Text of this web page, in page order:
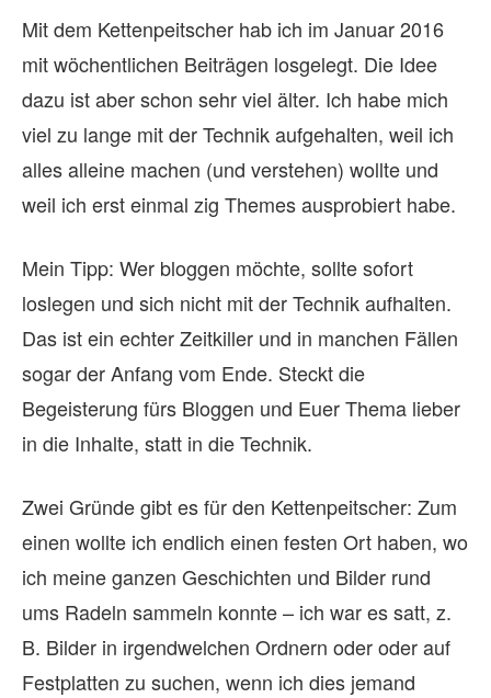
Mit dem Kettenpeitscher hab ich im Januar 2016
mit wöchentlichen Beiträgen losgelegt. Die Idee
dazu ist aber schon sehr viel älter. Ich habe mich
viel zu lange mit der Technik aufgehalten, weil ich
alles alleine machen (und verstehen) wollte und
weil ich erst einmal zig Themes ausprobiert habe.
Mein Tipp: Wer bloggen möchte, sollte sofort
loslegen und sich nicht mit der Technik aufhalten.
Das ist ein echter Zeitkiller und in manchen Fällen
sogar der Anfang vom Ende. Steckt die
Begeisterung fürs Bloggen und Euer Thema lieber
in die Inhalte, statt in die Technik.
Zwei Gründe gibt es für den Kettenpeitscher: Zum
einen wollte ich endlich einen festen Ort haben, wo
ich meine ganzen Geschichten und Bilder rund
ums Radeln sammeln konnte – ich war es satt, z.
B. Bilder in irgendwelchen Ordnern oder oder auf
Festplatten zu suchen, wenn ich dies jemand